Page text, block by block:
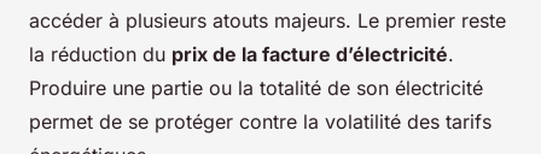
accéder à plusieurs atouts majeurs. Le premier reste
la réduction du prix de la facture d’électricité.
Produire une partie ou la totalité de son électricité
permet de se protéger contre la volatilité des tarifs